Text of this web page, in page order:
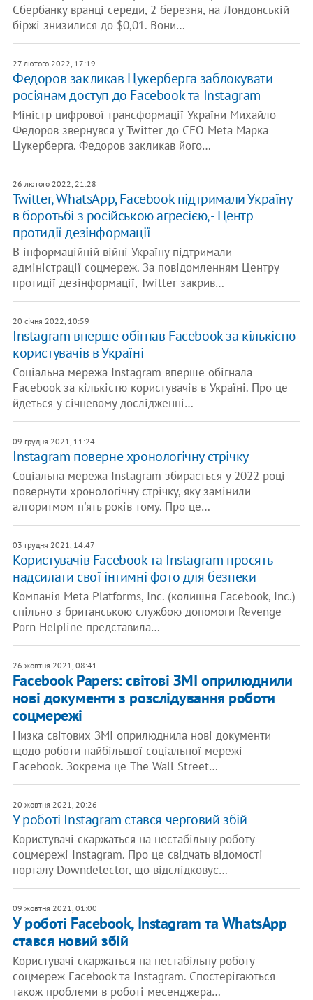
Сбербанку вранці середи, 2 березня, на Лондонській
біржі знизилися до $0,01. Вони…
27 лютого 2022, 17:19
Федоров закликав Цукерберга заблокувати
росіянам доступ до Facebook та Instagram
Міністр цифрової трансформації України Михайло
Федоров звернувся у Twitter до CEO Meta Марка
Цукерберга. Федоров закликав його…
26 лютого 2022, 21:28
Twitter, WhatsApp, Facebook підтримали Україну
в боротьбі з російською агресією, - Центр
протидії дезінформації
В інформаційній війні Україну підтримали
адміністрації соцмереж. За повідомленням Центру
протидії дезінформації, Twitter закрив…
20 січня 2022, 10:59
Instagram вперше обігнав Facebook за кількістю
користувачів в Україні
Соціальна мережа Instagram вперше обігнала
Facebook за кількістю користувачів в Україні. Про це
йдеться у січневому дослідженні…
09 грудня 2021, 11:24
​Instagram поверне хронологічну стрічку
Соціальна мережа Instagram збирається у 2022 році
повернути хронологічну стрічку, яку замінили
алгоритмом п'ять років тому. Про це…
03 грудня 2021, 14:47
​Користувачів Facebook та Instagram просять
надсилати свої інтимні фото для безпеки
Компанія Meta Platforms, Inc. (колишня Facebook, Inc.)
спільно з британською службою допомоги Revenge
Porn Helpline представила…
26 жовтня 2021, 08:41
Facebook Papers: світові ЗМІ оприлюднили
нові документи з розслідування роботи
соцмережі
Низка світових ЗМІ оприлюднила нові документи
щодо роботи найбільшої соціальної мережі –
Facebook. Зокрема це The Wall Street…
20 жовтня 2021, 20:26
У роботі Instagram стався черговий збій
Користувачі скаржаться на нестабільну роботу
соцмережі Instagram. Про це свідчать відомості
порталу Downdetector, що відслідковує…
09 жовтня 2021, 01:00
У роботі Facebook, Instagram та WhatsApp
стався новий збій
Користувачі скаржаться на нестабільну роботу
соцмереж Facebook та Instagram. Спостерігаються
також проблеми в роботі месенджера…